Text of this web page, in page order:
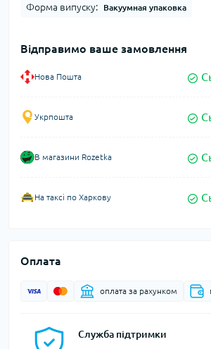
Форма випуску: Вакуумная упаковка
Відправимо ваше замовлення
Нова Пошта
Укрпошта
В магазини Rozetka
На таксі по Харкову
Оплата
оплата за рахунком
Служба підтримки